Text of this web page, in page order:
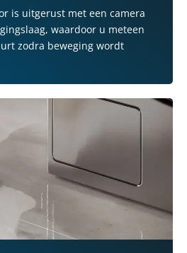
is uitgerust met een camera
waardoor u meteen
zodra beweging wordt